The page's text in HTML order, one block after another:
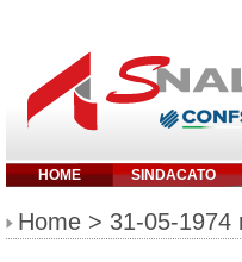
HOME SINDACATO
Inserisci
Home > 31-05-1974